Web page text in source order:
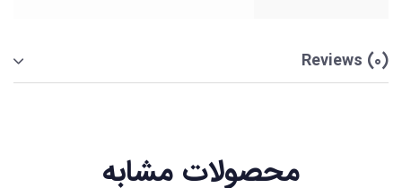
Reviews (0)
محصولات مشابه